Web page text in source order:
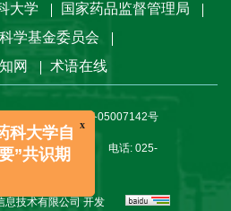
大学
国家药品监督管理局
学基金委员会
网 术语在线
苏ICP备05007142号
24号（210009） 电话: 025-
息技术有限公司 开发
x
大学自
”共识期